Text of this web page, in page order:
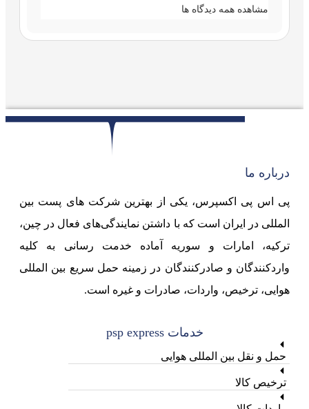
مشاهده همه دیدگاه ها
درباره ما
پی اس پی اکسپرس، یکی از بهترین شرکت های پست بین
المللی در ایران است که با داشتن نمایندگی‌های فعال در چین،
ترکیه، امارات و سوریه آماده خدمت رسانی به کلیه
واردکنندگان و صادرکنندگان در زمینه حمل سریع بین المللی
هوایی، ترخیص، واردات، صادرات و غیره است.
خدمات psp express
حمل و نقل بین المللی هوایی
ترخیص کالا